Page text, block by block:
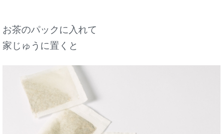
お茶のパックに入れて
家じゅうに置くと